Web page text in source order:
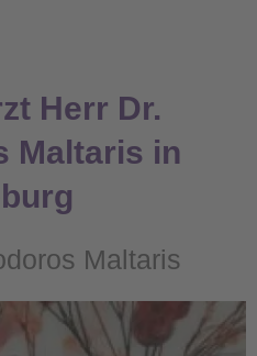
Herr Dr.
Maltaris in
Maltaris